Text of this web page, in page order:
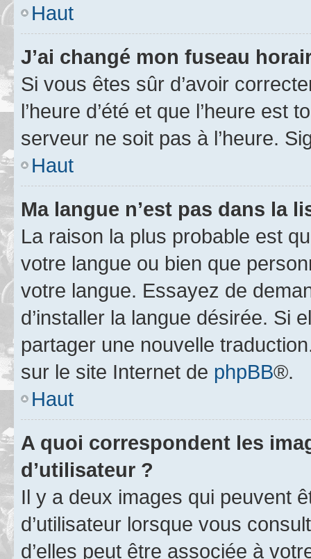
Haut
J’ai changé mon fuseau
Si vous êtes sûr d’avoir
l’heure d’été et que l’heure est
serveur ne soit pas à l’heure.
Haut
Ma langue n’est pas dans la
La raison la plus probable est
votre langue ou bien que
votre langue. Essayez de
d’installer la langue désirée. Si
partager une nouvelle
sur le site Internet de phpBB®.
Haut
A quoi correspondent les
d’utilisateur ?
Il y a deux images qui peuvent
d’utilisateur lorsque vous
d’elles peut être associée à